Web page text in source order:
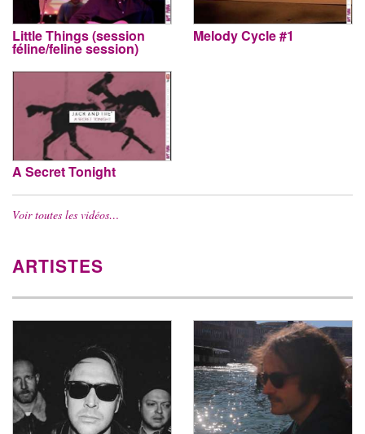
Little Things (session
féline/feline session)
Melody Cycle #1
A Secret Tonight
Voir toutes les vidéos…
ARTISTES